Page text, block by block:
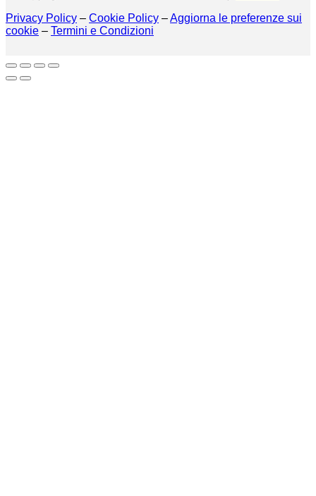
Privacy Policy – Cookie Policy –Aggiorna le preferenze sui
cookie – Termini e Condizioni